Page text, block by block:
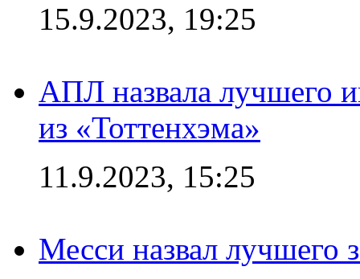
15.9.2023, 19:25
АПЛ назвала лучшего
из «Тоттенхэма»
11.9.2023, 15:25
Месси назвал лучшего